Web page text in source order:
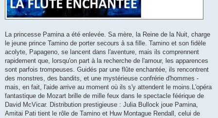
La princesse Pamina a été enlevée. Sa mère, la Reine de la Nuit, charge
le jeune prince Tamino de porter secours à sa fille. Tamino et son fidèle
acolyte, Papageno, se lancent dans l'aventure, mais ils comprennent
rapidement que, lorsqu'on part à la recherche de l'amour, les apparences
sont parfois trompeuses. Guidés par une flûte enchantée, ils rencontrent
des monstres, des bandits, et une mystérieuse confrérie d'hommes -
mais, en fait, l'aide arrive au moment où ils s'y attendent le moins.L'opéra
fantastique de Mozart brille de mille feux dans le spectacle féérique de
David McVicar. Distribution prestigieuse : Julia Bullock joue Pamina,
Amitai Pati tient le rôle de Tamino et Huw Montague Rendall, celui de